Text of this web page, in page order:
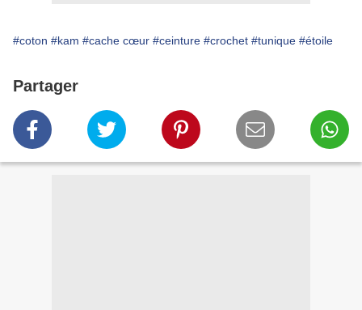
#coton #kam #cache cœur #ceinture #crochet #tunique #étoile
Partager